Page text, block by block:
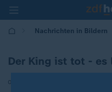
Nachrichten in Bildern
Der King ist tot - es
08.01.2020 | 17:22